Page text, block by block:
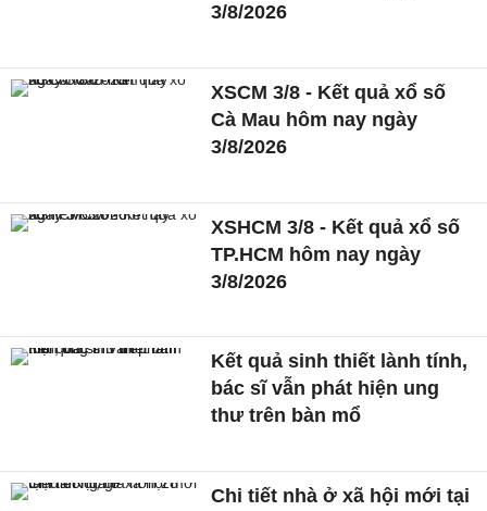
3/8/2026
XSCM 3/8 - Kết quả xổ số
Cà Mau hôm nay ngày
3/8/2026
XSHCM 3/8 - Kết quả xổ số
TP.HCM hôm nay ngày
3/8/2026
Kết quả sinh thiết lành tính,
bác sĩ vẫn phát hiện ung
thư trên bàn mổ
Chi tiết nhà ở xã hội mới tại